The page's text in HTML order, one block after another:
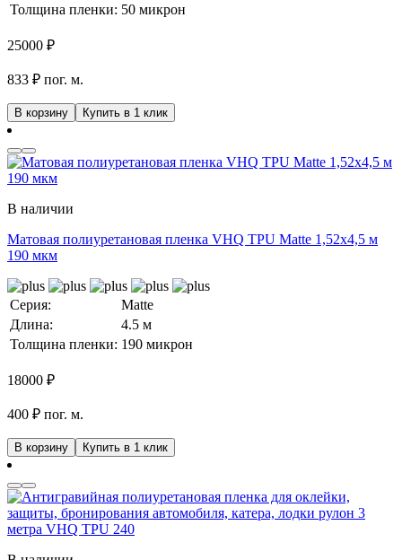
Толщина пленки: 50 микрон
25000 ₽
833 ₽ пог. м.
В корзину Купить в 1 клик
В наличии
Матовая полиуретановая пленка VHQ TPU Matte 1,52х4,5 м
190 мкм
Серия:
Matte
Длина:
4.5 м
Толщина пленки: 190 микрон
18000 ₽
400 ₽ пог. м.
В корзину Купить в 1 клик